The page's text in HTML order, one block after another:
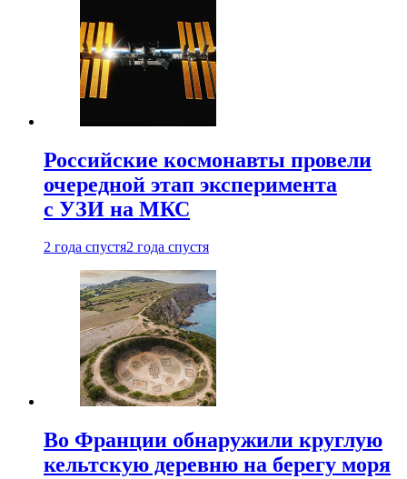
Российские космонавты провели
очередной этап эксперимента
с УЗИ на МКС
2 года спустя2 года спустя
Во Франции обнаружили круглую
кельтскую деревню на берегу моря